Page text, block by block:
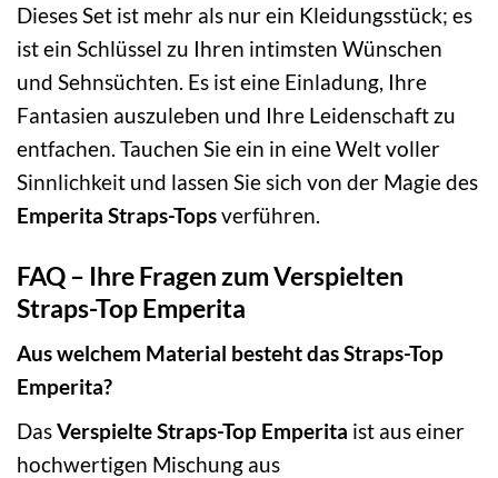
Dieses Set ist mehr als nur ein Kleidungsstück; es
ist ein Schlüssel zu Ihren intimsten Wünschen
und Sehnsüchten. Es ist eine Einladung, Ihre
Fantasien auszuleben und Ihre Leidenschaft zu
entfachen. Tauchen Sie ein in eine Welt voller
Sinnlichkeit und lassen Sie sich von der Magie des
Emperita Straps-Topsverführen.
FAQ – Ihre Fragen zum Verspielten
Straps-Top Emperita
Aus welchem Material besteht das Straps-Top
Emperita?
DasVerspielte Straps-Top Emperita ist aus einer
hochwertigen Mischung aus